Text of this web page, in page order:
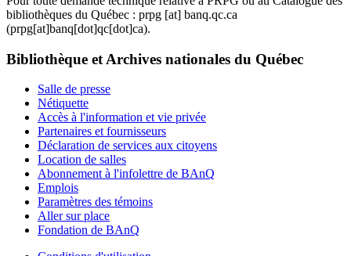
bibliothèques du Québec : prpg [at] banq.qc.ca
(prpg[at]banq[dot]qc[dot]ca).
Bibliothèque et Archives nationales du Québec
Salle de presse
Nétiquette
Accès à l'information et vie privée
Partenaires et fournisseurs
Déclaration de services aux citoyens
Location de salles
Abonnement à l'infolettre de BAnQ
Emplois
Paramètres des témoins
Aller sur place
Fondation de BAnQ